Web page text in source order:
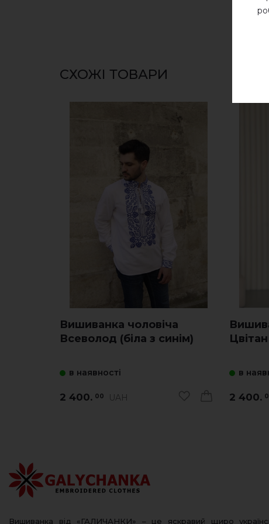
СХОЖІ ТОВАРИ
Вишиванка чоловіча
Всеволод (біла з синім)
в наявності
2 400. 00 UAH
в
2 400.
Вишиванка від «ГАЛИЧАНКИ» – це яскравий щиро